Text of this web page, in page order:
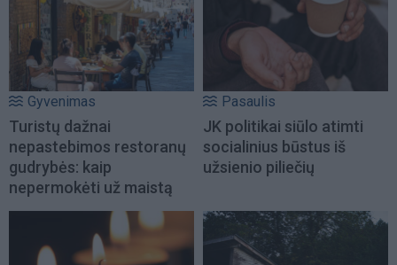
Gyvenimas
Turistų dažnai
nepastebimos restoranų
gudrybės: kaip
nepermokėti už maistą
Pasaulis
JK politikai siūlo atimti
socialinius būstus iš
užsienio piliečių